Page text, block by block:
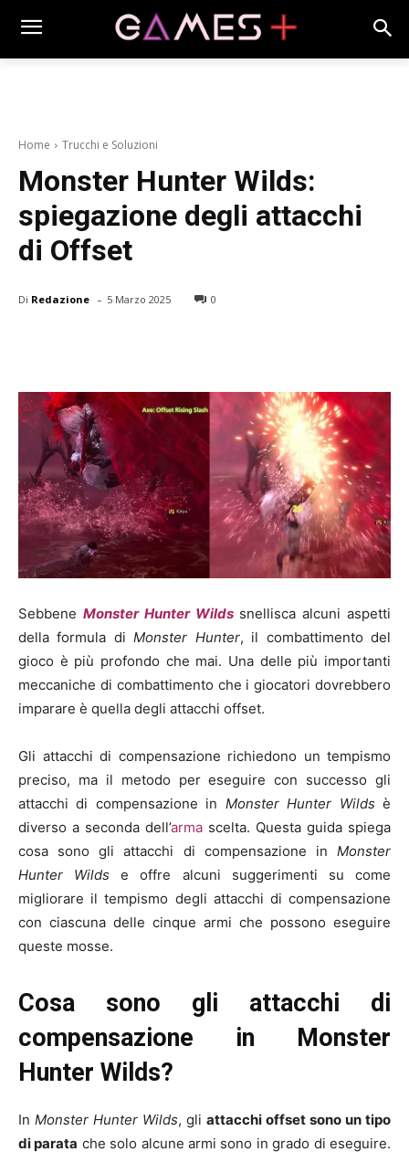
Home Trucchi e Soluzioni
Monster Hunter Wilds:
spiegazione degli attacchi
di Offset
Di Redazione - 5 Marzo 2025 0
Sebbene Monster Hunter Wildssnellisca alcuni aspetti
della formula diMonster Hunter, il combattimento del
gioco è più profondo che mai. Una delle più importanti
meccaniche di combattimento che i giocatori dovrebbero
imparare è quella degli attacchi offset.
Gli attacchi di compensazione richiedono un tempismo
preciso, ma il metodo per eseguire con successo gli
attacchi di compensazione in Monster Hunter Wilds è
diverso a seconda dell’arma scelta. Questa guida spiega
cosa sono gli attacchi di compensazione in Monster
Hunter Wilds e offre alcuni suggerimenti su come
migliorare il tempismo degli attacchi di compensazione
con ciascuna delle cinque armi che possono eseguire
queste mosse.
Cosa sono gli attacchi di
compensazione in Monster
Hunter Wilds?
In Monster Hunter Wilds, gli attacchi offset sono un tipo
di parata che solo alcune armi sono in grado di eseguire.